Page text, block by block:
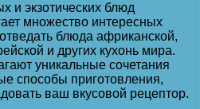
и экзотических блюд
множество интересных
блюда африканской,
и других кухонь мира.
уникальные сочетания
способы приготовления,
ваш вкусовой рецептор.